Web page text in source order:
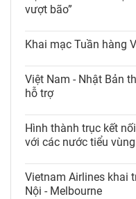
vượt bão”
Khai mạc Tuần hàng
Việt Nam - Nhật Bản
hỗ trợ
Hình thành trục kết
với các nước tiểu
Vietnam Airlines khai
Nội - Melbourne